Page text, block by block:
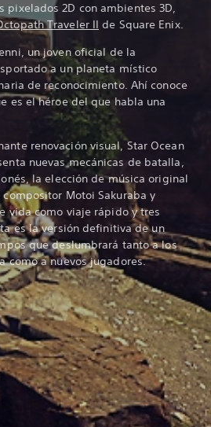
pixelados 2D con ambientes 3D,
Traveler II de Square Enix.
un joven oficial de la
a un planeta místico
de reconocimiento. Ahí conoce
es el héroe del que habla una
renovación visual, Star Ocean
nuevas mecánicas de batalla,
la elección de música original
Motoi Sakuraba y
vida como viaje rápido y tres
es la versión definitiva de un
que deslumbrará tanto a los
como a nuevos jugadores.